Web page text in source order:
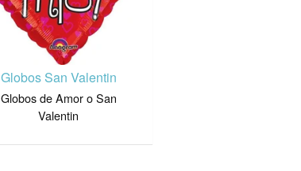
Globos San Valentin
Globos de Amor o San
Valentin